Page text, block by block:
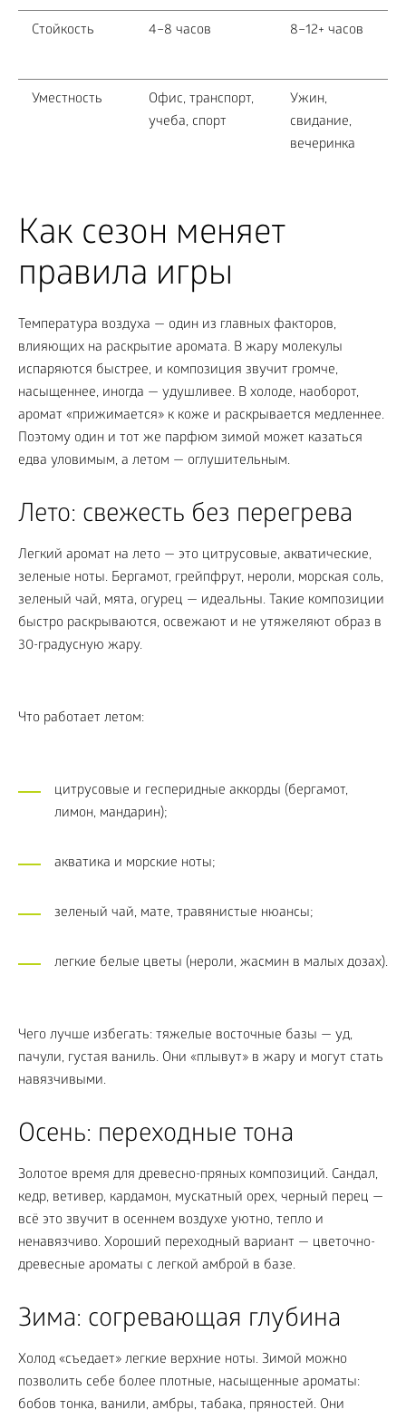
Стойкость 4–8 часов 8–12+ часов
Уместность
Офис, транспорт,
учеба, спорт
Ужин,
свидание,
вечеринка
Как сезон меняет
правила игры
Температура воздуха — один из главных факторов,
влияющих на раскрытие аромата. В жару молекулы
испаряются быстрее, и композиция звучит громче,
насыщеннее, иногда — удушливее. В холоде, наоборот,
аромат «прижимается» к коже и раскрывается медленнее.
Поэтому один и тот же парфюм зимой может казаться
едва уловимым, а летом — оглушительным.
Лето: свежесть без перегрева
Легкий аромат на лето — это цитрусовые, акватические,
зеленые ноты. Бергамот, грейпфрут, нероли, морская соль,
зеленый чай, мята, огурец — идеальны. Такие композиции
быстро раскрываются, освежают и не утяжеляют образ в
30-градусную жару.
Что работает летом:
цитрусовые и гесперидные аккорды (бергамот,
лимон, мандарин);
акватика и морские ноты;
зеленый чай, мате, травянистые нюансы;
легкие белые цветы (нероли, жасмин в малых дозах).
Чего лучше избегать: тяжелые восточные базы — уд,
пачули, густая ваниль. Они «плывут» в жару и могут стать
навязчивыми.
Осень: переходные тона
Золотое время для древесно-пряных композиций. Сандал,
кедр, ветивер, кардамон, мускатный орех, черный перец —
всё это звучит в осеннем воздухе уютно, тепло и
ненавязчиво. Хороший переходный вариант — цветочно-
древесные ароматы с легкой амброй в базе.
Зима: согревающая глубина
Холод «съедает» легкие верхние ноты. Зимой можно
позволить себе более плотные, насыщенные ароматы:
бобов тонка, ванили, амбры, табака, пряностей. Они